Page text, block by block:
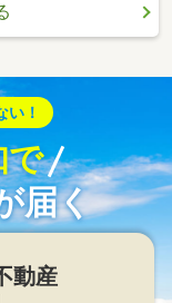
い！
で
届く
動産